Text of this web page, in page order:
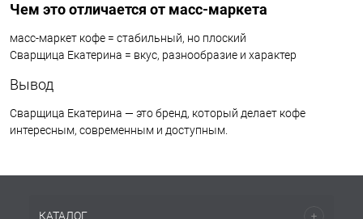
Чем это отличается от масс-маркета
масс-маркет кофе = стабильный, но плоский
Сварщица Екатерина = вкус, разнообразие и характер
Вывод
Сварщица Екатерина — это бренд, который делает кофе
интересным, современным и доступным.
КАТАЛОГ